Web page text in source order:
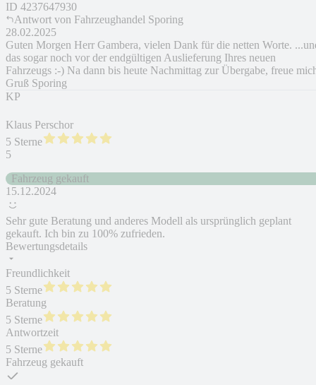
ID 4237647930
Antwort von Fahrzeughandel Sporing
28.02.2025
Guten Morgen Herr Gambera, vielen Dank für die netten Worte.
das sogar noch vor der endgültigen Auslieferung Ihres neuen
Fahrzeugs :-) Na dann bis heute Nachmittag zur Übergabe, freue
Gruß Sporing
KP
Klaus Perschor
5 Sterne
5
Fahrzeug gekauft
15.12.2024
Sehr gute Beratung und anderes Modell als ursprünglich geplant
gekauft. Ich bin zu 100% zufrieden.
Bewertungsdetails
Freundlichkeit
5 Sterne
Beratung
5 Sterne
Antwortzeit
5 Sterne
Fahrzeug gekauft